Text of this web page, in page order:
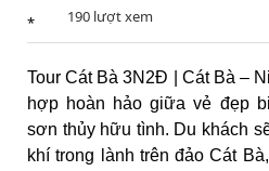
* 190 lượt xem
Tour Cát Bà 3N2Đ | Cát Bà –
hợp hoàn hảo giữa vẻ đẹp
sơn thủy hữu tình. Du khách
khí trong lành trên đảo Cát